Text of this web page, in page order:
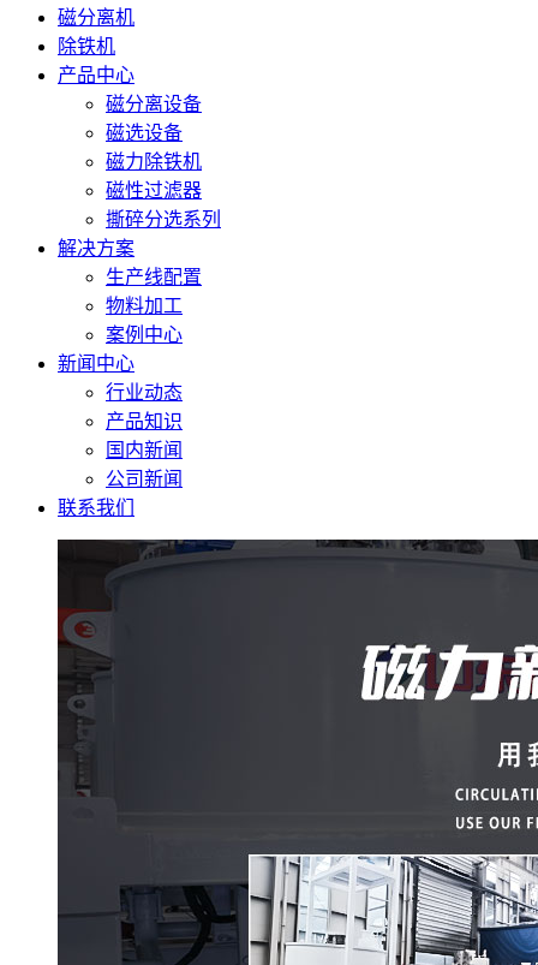
磁分离机
除铁机
产品中心
磁分离设备
磁选设备
磁力除铁机
磁性过滤器
撕碎分选系列
解决方案
生产线配置
物料加工
案例中心
新闻中心
行业动态
产品知识
国内新闻
公司新闻
联系我们